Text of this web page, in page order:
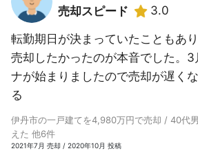
売却スピード
3.0
転勤期日が決まっていたこともあ
売却したかったのが本音でした。3
ナが始まりましたので売却が遅く
る
伊丹市の一戸建てを4,980万円で売却 / 40代
えた 他6件
2021年7月 売却 / 2020年10月 投稿